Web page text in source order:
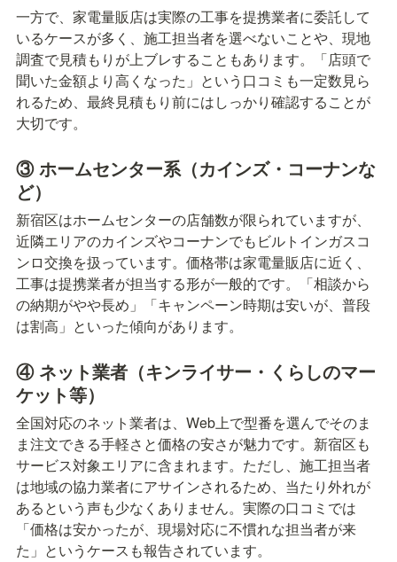
一方で、家電量販店は実際の工事を提携業者に委託して
いるケースが多く、施工担当者を選べないことや、現地
調査で見積もりが上ブレすることもあります。「店頭で
聞いた金額より高くなった」という口コミも一定数見ら
れるため、最終見積もり前にはしっかり確認することが
大切です。
③ ホームセンター系（カインズ・コーナンな
ど）
新宿区はホームセンターの店舗数が限られていますが、
近隣エリアのカインズやコーナンでもビルトインガスコ
ンロ交換を扱っています。価格帯は家電量販店に近く、
工事は提携業者が担当する形が一般的です。「相談から
の納期がやや長め」「キャンペーン時期は安いが、普段
は割高」といった傾向があります。
④ ネット業者（キンライサー・くらしのマー
ケット等）
全国対応のネット業者は、Web上で型番を選んでそのま
ま注文できる手軽さと価格の安さが魅力です。新宿区も
サービス対象エリアに含まれます。ただし、施工担当者
は地域の協力業者にアサインされるため、当たり外れが
あるという声も少なくありません。実際の口コミでは
「価格は安かったが、現場対応に不慣れな担当者が来
た」というケースも報告されています。